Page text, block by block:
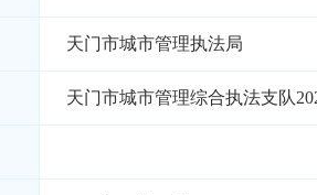
天门市城市管理执法局
天门市城市管理综合执法支队